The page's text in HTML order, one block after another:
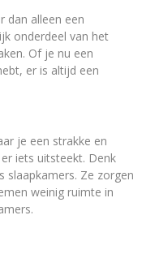
dan alleen een
onderdeel van het
Of je nu een
er is altijd een
je een strakke en
iets uitsteekt. Denk
slaapkamers. Ze zorgen
weinig ruimte in